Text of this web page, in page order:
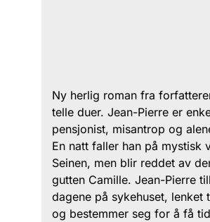
Ny herlig roman fra
telle duer. Jean-Pierre er
pensjonist, misantrop og
En natt faller han på mystisk
Seinen, men blir reddet av
gutten Camille. Jean-Pierre
dagene på sykehuset, lenket
og bestemmer seg for å få